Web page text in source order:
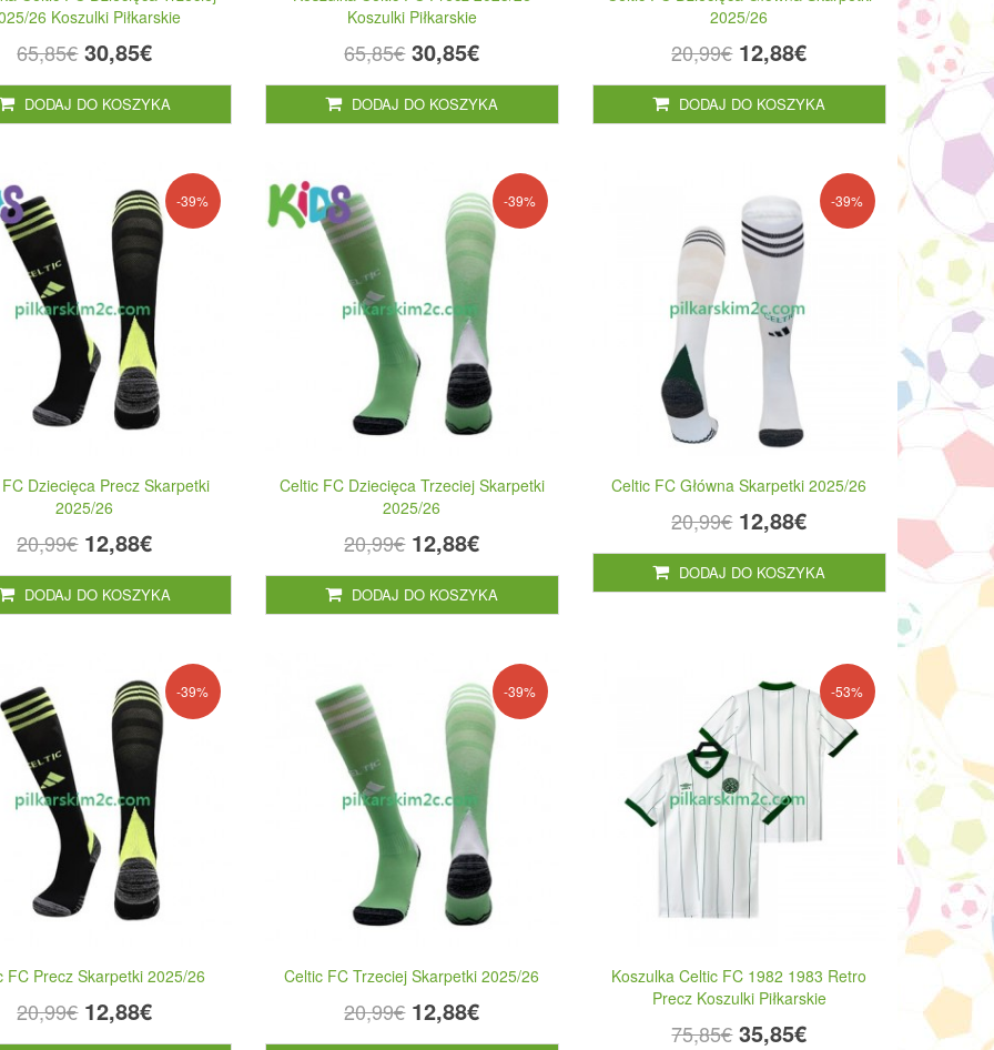
26 Koszulki Piłkarskie
65,85€ 30,85€
DODAJ DO KOSZYKA
Koszulki Piłkarskie
65,85€ 30,85€
DODAJ DO KOSZYKA
2025/26
20,99€ 12,88€
DODAJ DO KOSZYKA
-39%
Dziecięca Precz Skarpetki
2025/26
20,99€ 12,88€
DODAJ DO KOSZYKA
-39%
Celtic FC Dziecięca Trzeciej Skarpetki
2025/26
20,99€ 12,88€
DODAJ DO KOSZYKA
-39%
Celtic FC Główna Skarpetki 2025/26
20,99€ 12,88€
DODAJ DO KOSZYKA
-39%
FC Precz Skarpetki 2025/26
20,99€ 12,88€
-39%
Celtic FC Trzeciej Skarpetki 2025/26
20,99€ 12,88€
-53%
Koszulka Celtic FC 1982 1983 Retro
Precz Koszulki Piłkarskie
75,85€ 35,85€